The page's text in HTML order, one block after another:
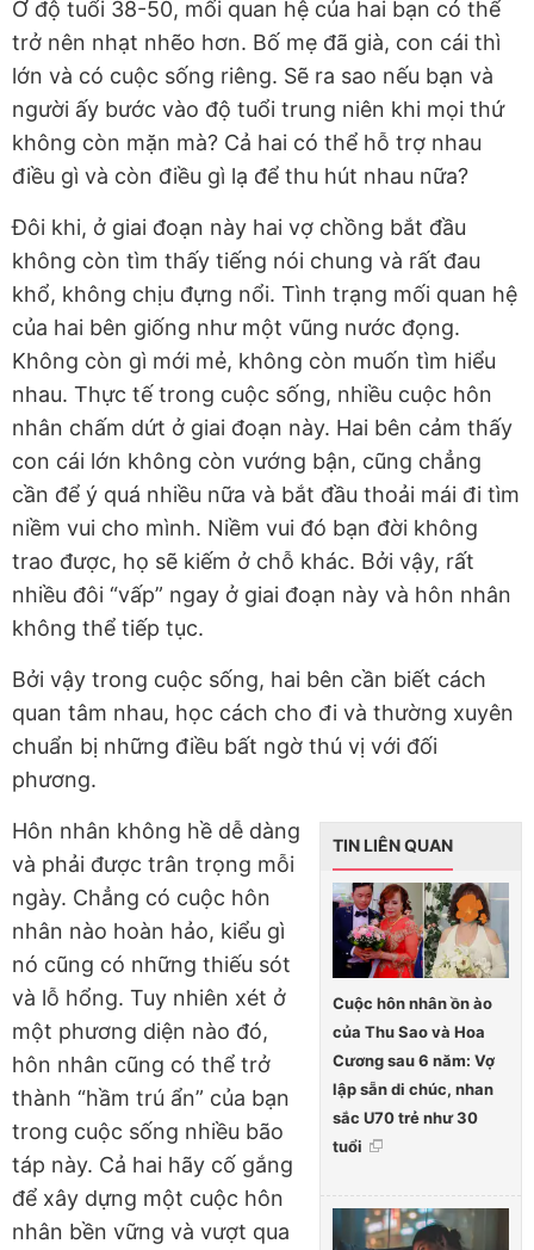
Ở độ tuổi 38-50, mối quan hệ của hai bạn có thể
trở nên nhạt nhẽo hơn. Bố mẹ đã già, con cái thì
lớn và có cuộc sống riêng. Sẽ ra sao nếu bạn và
người ấy bước vào độ tuổi trung niên khi mọi thứ
không còn mặn mà? Cả hai có thể hỗ trợ nhau
điều gì và còn điều gì lạ để thu hút nhau nữa?
Đôi khi, ở giai đoạn này hai vợ chồng bắt đầu
không còn tìm thấy tiếng nói chung và rất đau
khổ, không chịu đựng nổi. Tình trạng mối quan hệ
của hai bên giống như một vũng nước đọng.
Không còn gì mới mẻ, không còn muốn tìm hiểu
nhau. Thực tế trong cuộc sống, nhiều cuộc hôn
nhân chấm dứt ở giai đoạn này. Hai bên cảm thấy
con cái lớn không còn vướng bận, cũng chẳng
cần để ý quá nhiều nữa và bắt đầu thoải mái đi tìm
niềm vui cho mình. Niềm vui đó bạn đời không
trao được, họ sẽ kiếm ở chỗ khác. Bởi vậy, rất
nhiều đôi “vấp” ngay ở giai đoạn này và hôn nhân
không thể tiếp tục.
Bởi vậy trong cuộc sống, hai bên cần biết cách
quan tâm nhau, học cách cho đi và thường xuyên
chuẩn bị những điều bất ngờ thú vị với đối
phương.
TIN LIÊN QUAN
Cuộc hôn nhân ồn ào
của Thu Sao và Hoa
Cương sau 6 năm: Vợ
lập sẵn di chúc, nhan
sắc U70 trẻ như 30
tuổi
Hôn nhân không hề dễ dàng
và phải được trân trọng mỗi
ngày. Chẳng có cuộc hôn
nhân nào hoàn hảo, kiểu gì
nó cũng có những thiếu sót
và lỗ hổng. Tuy nhiên xét ở
một phương diện nào đó,
hôn nhân cũng có thể trở
thành “hầm trú ẩn” của bạn
trong cuộc sống nhiều bão
táp này. Cả hai hãy cố gắng
để xây dựng một cuộc hôn
nhân bền vững và vượt qua